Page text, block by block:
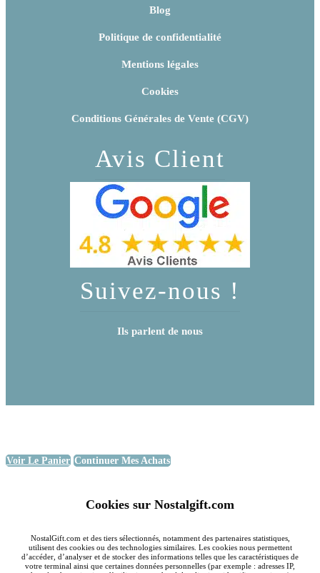
Blog
Politique de confidentialité
Mentions légales
Cookies
Conditions Générales de Vente (CGV)
Avis Client
Suivez-nous !
Ils parlent de nous
Voir Le Panier Continuer Mes Achats
Cookies sur Nostalgift.com
NostalGift.com et des tiers sélectionnés, notamment des partenaires statistiques,
utilisent des cookies ou des technologies similaires. Les cookies nous permettent
d’accéder, d’analyser et de stocker des informations telles que les caractéristiques de
votre terminal ainsi que certaines données personnelles (par exemple : adresses IP,